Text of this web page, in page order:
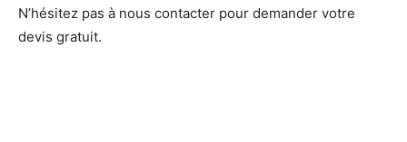
N’hésitez pas à nous contacter pour demander votre
devis gratuit.